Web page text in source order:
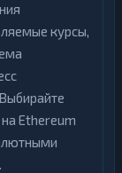
курсы,
Ethereum